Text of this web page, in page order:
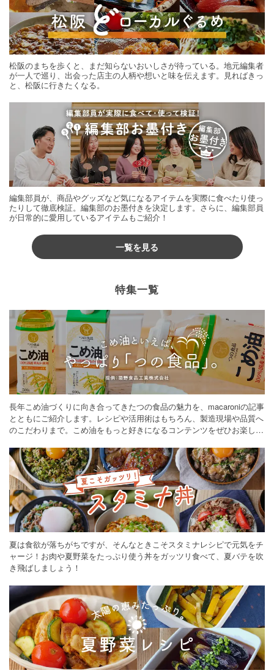
松阪のまちを歩くと、まだ知らないおいしさが待っている。地元編集者
が一人で巡り、出会った店主の人柄や想いと味を伝えます。見ればきっ
と、松阪に行きたくなる。
編集部員が、商品やグッズなど気になるアイテムを実際に食べたり使っ
たりして徹底検証。編集部のお墨付きを決定します。さらに、編集部員
が日常的に愛用しているアイテムもご紹介！
一覧を見る
特集一覧
長年こめ油づくりに向き合ってきたつの食品の魅力を、macaroniの記事
とともにご紹介します。レシピや活用術はもちろん、製造現場や品質へ
のこだわりまで。こめ油をもっと好きになるコンテンツをぜひお楽しみ
夏は食欲が落ちがちですが、そんなときこそスタミナレシピで元気をチ
ャージ！お肉や夏野菜をたっぷり使う丼をガッツリ食べて、夏バテを吹
き飛ばしましょう！